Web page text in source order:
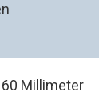
60 Millimeter